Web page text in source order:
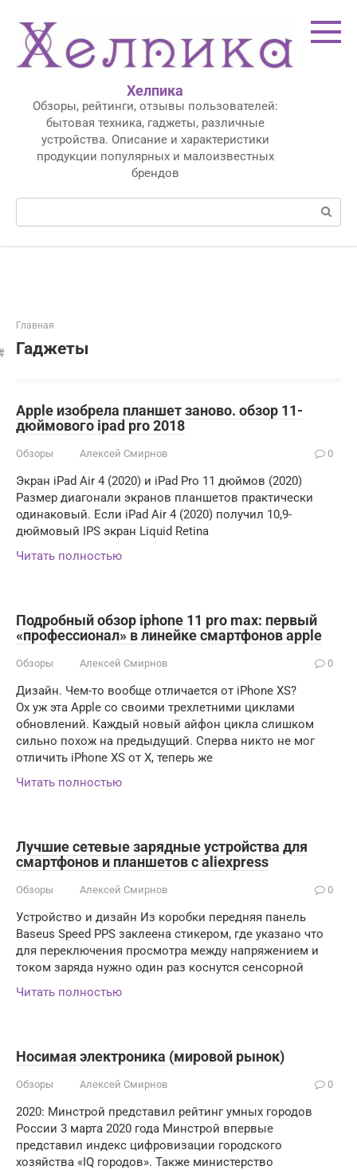
контенту
Хелпика
Обзоры, рейтинги, отзывы пользователей:
бытовая техника, гаджеты, различные
устройства. Описание и характеристики
продукции популярных и малоизвестных
брендов
Поиск:
Главная
Гаджеты
Apple изобрела планшет заново. обзор 11-
дюймового ipad pro 2018
Обзоры Алексей Смирнов 0
Экран iPad Air 4 (2020) и iPad Pro 11 дюймов (2020)
Размер диагонали экранов планшетов практически
одинаковый. Если iPad Air 4 (2020) получил 10,9-
дюймовый IPS экран Liquid Retina
Читать полностью
Подробный обзор iphone 11 pro max: первый
«профессионал» в линейке смартфонов apple
Обзоры Алексей Смирнов 0
Дизайн. Чем-то вообще отличается от iPhone XS?
Ох уж эта Apple со своими трехлетними циклами
обновлений. Каждый новый айфон цикла слишком
сильно похож на предыдущий. Сперва никто не мог
отличить iPhone XS от X, теперь же
Читать полностью
Лучшие сетевые зарядные устройства для
смартфонов и планшетов с aliexpress
Обзоры Алексей Смирнов 0
Устройство и дизайн Из коробки передняя панель
Baseus Speed PPS заклеена стикером, где указано что
для переключения просмотра между напряжением и
током заряда нужно один раз коснутся сенсорной
Читать полностью
Носимая электроника (мировой рынок)
Обзоры Алексей Смирнов 0
2020: Минстрой представил рейтинг умных городов
России 3 марта 2020 года Минстрой впервые
представил индекс цифровизации городского
хозяйства «IQ городов». Также министерство